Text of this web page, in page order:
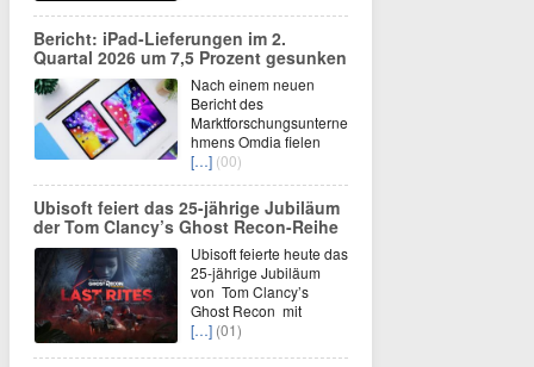
Bericht: iPad-Lieferungen im 2.
Quartal 2026 um 7,5 Prozent gesunken
Nach einem neuen
Bericht des
Marktforschungsunterne
hmens Omdia fielen
[…] (00)
Ubisoft feiert das 25-jährige Jubiläum
der Tom Clancy’s Ghost Recon-Reihe
Ubisoft feierte heute das
25-jährige Jubiläum
von Tom Clancy’s
Ghost Recon mit
[…] (01)